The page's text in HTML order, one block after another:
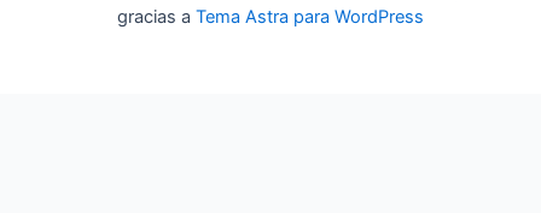
gracias a Tema Astra para WordPress